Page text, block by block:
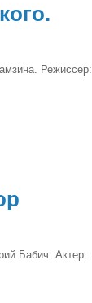
Режиссер:
Бабич. Актер: